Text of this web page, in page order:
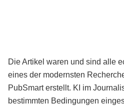
Die Artikel waren und sind alle
eines der modernsten
PubSmart erstellt. KI im
bestimmten Bedingungen